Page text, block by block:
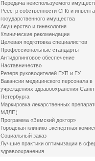
Передача неиспользуемого
Реестр собственности СПб и
государственного имущества
Акушерство и гинекология
Клинические рекомендации
Целевая подготовка специалистов
Профессиональные стандарты
Антидопинговое обеспечение
Наставничество
Резерв руководителей ГУП и ГУ
Вакансии медицинского персонала в
учреждениях здравоохранения
Петербурга
Маркировка лекарственных
МДЛП)
Программа «Земский доктор»
Городская клинико-экспертная
Социальный заказ
Лучшие практики оптимизации в
здравоохранения